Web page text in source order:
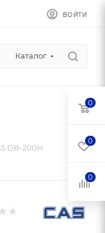
ВОЙТИ
Каталог
DB-200H
0
0
0